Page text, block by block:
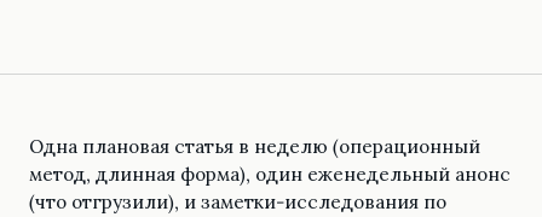
Одна плановая статья в неделю (операционный
метод, длинная форма), один еженедельный анонс
(что отгрузили), и заметки-исследования по